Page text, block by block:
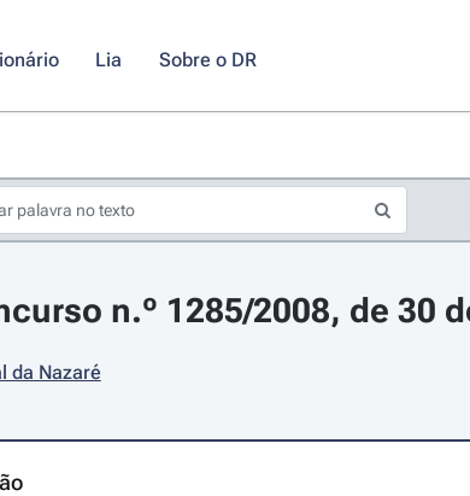
Lia Sobre o DR
n.º 1285/2008, de 30
da Nazaré